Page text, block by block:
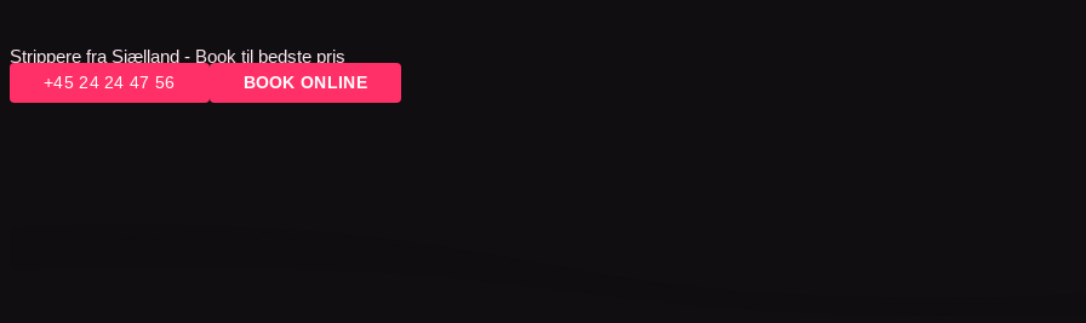
Strippere fra Sjælland - Book til bedste pris
+45 24 24 47 56 BOOK ONLINE